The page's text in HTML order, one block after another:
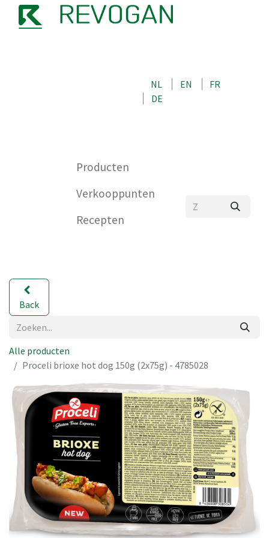
NL EN
FR
DE
Producten
Verkooppunten
Recepten
Back
Alle producten
Proceli brioxe hot dog 150g (2x75g) - 4785028